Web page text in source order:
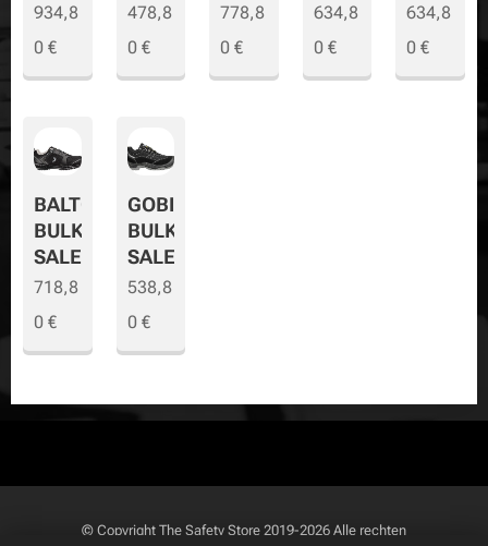
934,8
0 €
478,8
0€
778,8
0 €
634,8
0€
634,8
0 €
BALTO
BULK
SALE
718,8
0 €
GOBI
BULK
SALE
538,8
0€
© Copyright The Safety Store 2019-2026 Alle rechten